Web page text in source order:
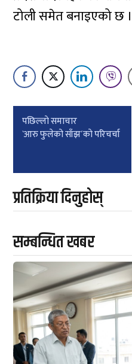
टोली समेत बनाइएको छ ।
Post
navigation
पछिल्लाे समाचार
`आरु फुलेको साँझ´काे परिचर्चा
प्रतिक्रिया दिनुहोस्
सम्बन्धित खबर